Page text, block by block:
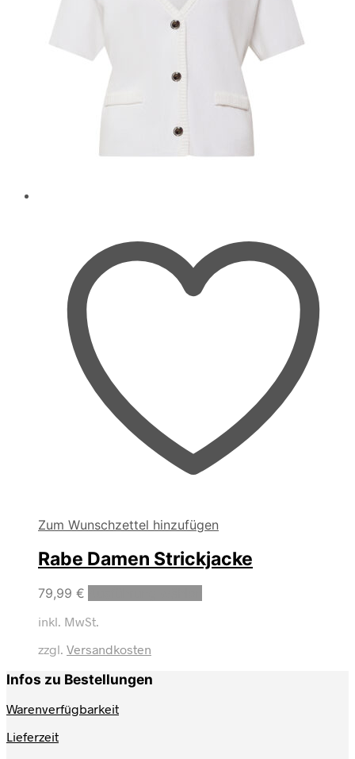
Zum Wunschzettel hinzufügen
Rabe Damen Strickjacke
79,99 €
inkl. MwSt.
zzgl. Versandkosten
Infos zu Bestellungen
Warenverfügbarkeit
Lieferzeit